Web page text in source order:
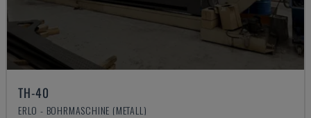
TH-40
ERLO - BOHRMASCHINE (METALL)